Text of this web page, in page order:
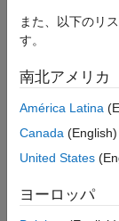
Channel Estimation
Equalization
HARQ Combining
lteEqualizeZF
Channel
また、以下のリ
す。
南北アメリカ
América Latina
Canada (English)
United States
ヨーロッパ